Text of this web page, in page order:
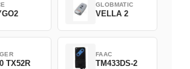
GLOBMATIC
VELLA 2
TX52R
FAAC
TM433DS-2